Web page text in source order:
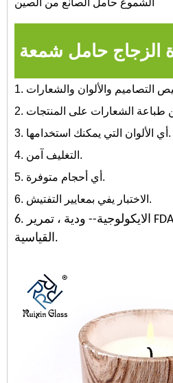
3. أي الألوان التي يمكنك استخدامها.
4. التغليف آمن.
5. أي أحجام متوفرة.
6. الاختبار يفي بمعايير التفتيش.
6. الايكولوجية-- ودية ، تمرير FDA ، CA65 ، اختبار LFGB
القياسية.